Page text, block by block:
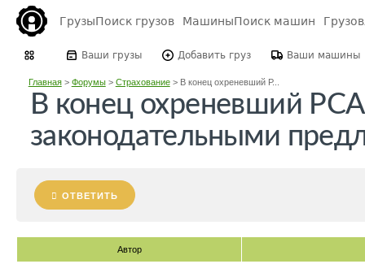
ГрузыПоиск грузов МашиныПоиск машин
Ваши грузы Добавить груз Ваши машины
Главная> Форумы> Страхование> В конец охреневший Р...
В конец охреневший
законодательными
ОТВЕТИТЬ
Автор